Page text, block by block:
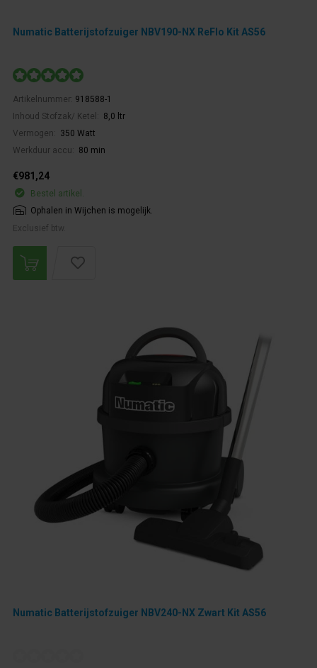
Numatic Batterijstofzuiger NBV190-NX ReFlo Kit AS56
Artikelnummer: 918588-1
Inhoud Stofzak/ Ketel:
8,0 ltr
Vermogen:
350 Watt
Werkduur accu:
80 min
€981,24
Bestel artikel.
Ophalen in Wijchen is mogelijk.
Exclusief btw.
Numatic Batterijstofzuiger NBV240-NX Zwart Kit AS56